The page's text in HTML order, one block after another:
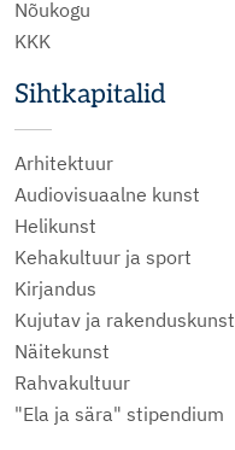
Nõukogu
KKK
Sihtkapitalid
Arhitektuur
Audiovisuaalne kunst
Helikunst
Kehakultuur ja sport
Kirjandus
Kujutav ja rakenduskunst
Näitekunst
Rahvakultuur
"Ela ja sära" stipendium